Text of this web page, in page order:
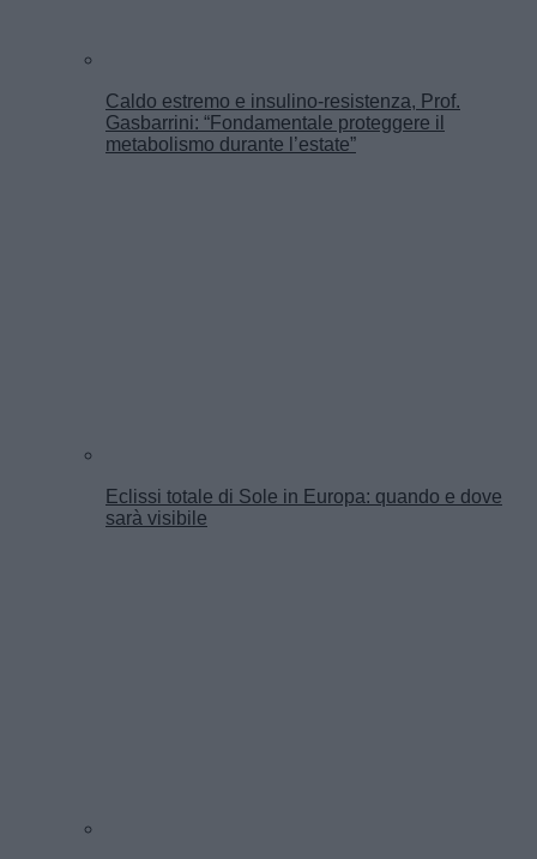
Caldo estremo e insulino-resistenza, Prof.
Gasbarrini: “Fondamentale proteggere il
metabolismo durante l’estate”
Eclissi totale di Sole in Europa: quando e dove
sarà visibile